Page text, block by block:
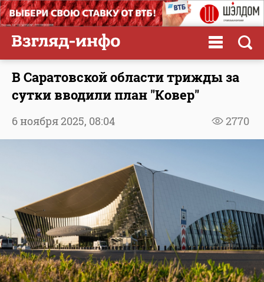
В Саратовской области трижды за
сутки вводили план "Ковер"
2770
6 ноября 2025, 08:04